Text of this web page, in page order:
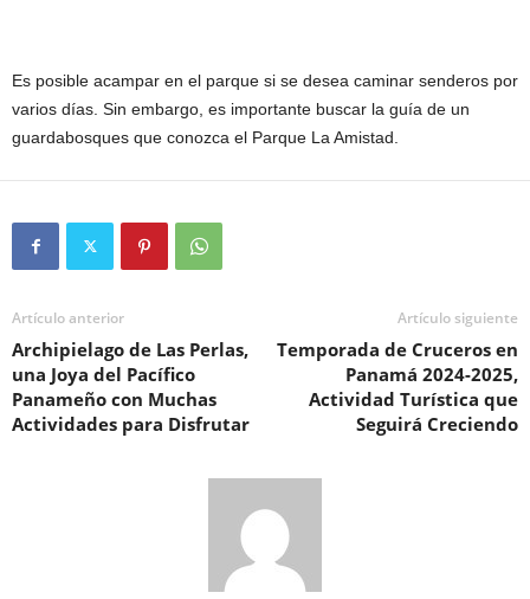
Es posible acampar en el parque si se desea caminar senderos por
varios días. Sin embargo, es importante buscar la guía de un
guardabosques que conozca el Parque La Amistad.
Artículo anterior
Archipielago de Las Perlas,
una Joya del Pacífico
Panameño con Muchas
Actividades para Disfrutar
Artículo siguiente
Temporada de Cruceros en
Panamá 2024-2025,
Actividad Turística que
Seguirá Creciendo